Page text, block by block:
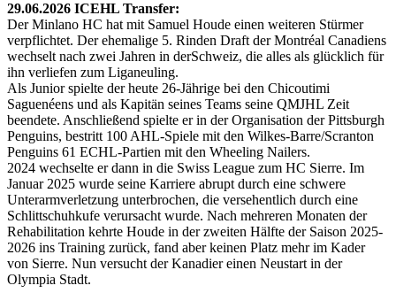
29.06.2026 ICEHL Transfer:
Der Minlano HC hat mit Samuel Houde einen weiteren Stürmer
verpflichtet. Der ehemalige 5. Rinden Draft der Montréal Canadiens
wechselt nach zwei Jahren in derSchweiz, die alles als glücklich für
ihn verliefen zum Liganeuling.
Als Junior spielte der heute 26-Jährige bei den Chicoutimi
Saguenéens und als Kapitän seines Teams seine QMJHL Zeit
beendete. Anschließend spielte er in der Organisation der Pittsburgh
Penguins, bestritt 100 AHL-Spiele mit den Wilkes-Barre/Scranton
Penguins 61 ECHL-Partien mit den Wheeling Nailers.
2024 wechselte er dann in die Swiss League zum HC Sierre. Im
Januar 2025 wurde seine Karriere abrupt durch eine schwere
Unterarmverletzung unterbrochen, die versehentlich durch eine
Schlittschuhkufe verursacht wurde. Nach mehreren Monaten der
Rehabilitation kehrte Houde in der zweiten Hälfte der Saison 2025-
2026 ins Training zurück, fand aber keinen Platz mehr im Kader
von Sierre. Nun versucht der Kanadier einen Neustart in der
Olympia Stadt.